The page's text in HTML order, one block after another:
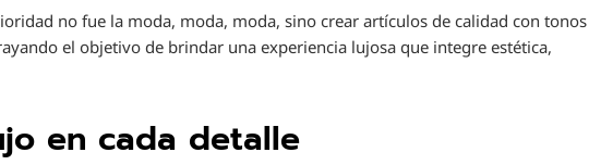
no fue la moda, moda, moda, sino crear artículos de calidad con tonos
el objetivo de brindar una experiencia lujosa que integre estética,
en cada detalle